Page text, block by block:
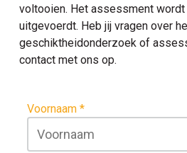
voltooien. Het assessment
uitgevoerdt. Heb jij vragen over
geschiktheidonderzoek of
contact met ons op.
Voornaam